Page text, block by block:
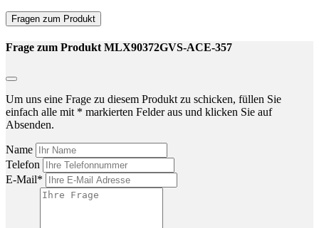
Fragen zum Produkt
Frage zum Produkt MLX90372GVS-ACE-357
Um uns eine Frage zu diesem Produkt zu schicken, füllen Sie
einfach alle mit * markierten Felder aus und klicken Sie auf
Absenden.
Name
Telefon
E-Mail*